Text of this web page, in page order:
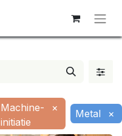
Machine-
initiatie
× Metal ×